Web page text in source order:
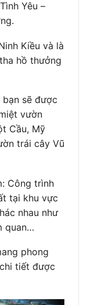
Yêu –
Kiều và là
hồ thưởng
sẽ được
vườn
Cầu, Mỹ
trái cây Vũ
Công trình
tại khu vực
nhau như
quan…
phong
tiết được